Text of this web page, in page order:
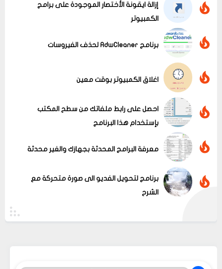
إزالة ايقونة الأختصار الموجودة على برامج
الكمبيوتر
برنامج AdwCleaner لحذف الفيروسات
اغلاق الكمبيوتر بوقت معين
احصل على رابط ملفاتك من سطح المكتب
بإستخدام هذا البرنامج
معرفة البرامج المحدثة بجهازك والغير محدثة
برنامج لتحويل الفديو الى صورة متحركة مع
الشرح